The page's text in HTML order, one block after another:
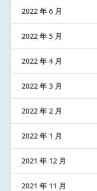
2022 年 6 月
2022 年 5 月
2022 年 4 月
2022 年 3 月
2022 年 2 月
2022 年 1 月
2021 年 12 月
2021 年 11 月